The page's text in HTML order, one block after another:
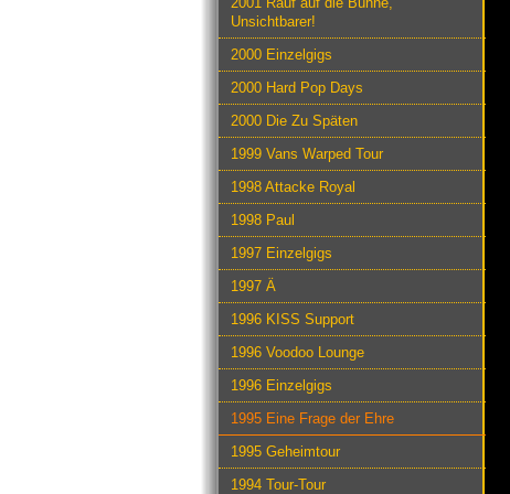
Unsichtbarer!
2000 Einzelgigs
2000 Hard Pop Days
2000 Die Zu Späten
1999 Vans Warped Tour
1998 Attacke Royal
1998 Paul
1997 Einzelgigs
1997 Ä
1996 KISS Support
1996 Voodoo Lounge
1996 Einzelgigs
1995 Eine Frage der Ehre
1995 Geheimtour
1994 Tour-Tour